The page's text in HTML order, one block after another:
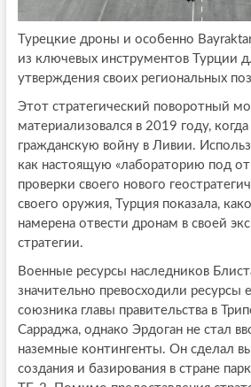
Турецкие дроны и особенно
из ключевых инструментов Турции
утверждения своих региональных
Этот стратегический поворотный
материализовался в 2019 году,
гражданскую войну в Ливии.
как настоящую «лабораторию под
проверки своего нового
своего оружия, Турция показала,
намерена отвести дронам в своей
стратегии.
Военные ресурсы наследников
значительно превосходили ресурсы
союзника главы правительства в
Сарраджа, однако Эрдоган не стал
наземные контингенты. Он сделал
создания и базирования в стране